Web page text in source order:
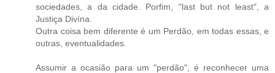
sociedades, a da cidade. Porfim, "last but not least", a
Justiça Divína.
Outra coisa bem diferente é um Perdão, em todas essas, e
outras, eventualidades.
Assumir a ocasião para um "perdão", é reconhecer uma